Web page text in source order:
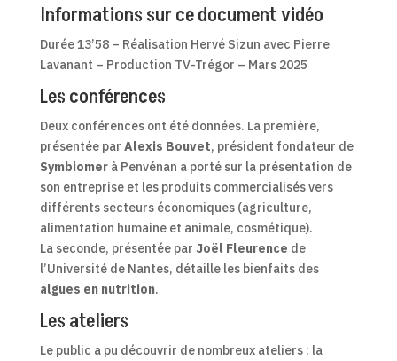
Informations sur ce document vidéo
Durée 13’58 – Réalisation Hervé Sizun avec Pierre
Lavanant – Production TV-Trégor – Mars 2025
Les conférences
Deux conférences ont été données. La première,
présentée par Alexis Bouvet, président fondateur de
Symbiomerà Penvénan a porté sur la présentation de
son entreprise et les produits commercialisés vers
différents secteurs économiques (agriculture,
alimentation humaine et animale, cosmétique).
La seconde, présentée par Joël Fleurence de
l’Université de Nantes, détaille les bienfaits des
algues en nutrition.
Les ateliers
Le public a pu découvrir de nombreux ateliers : la